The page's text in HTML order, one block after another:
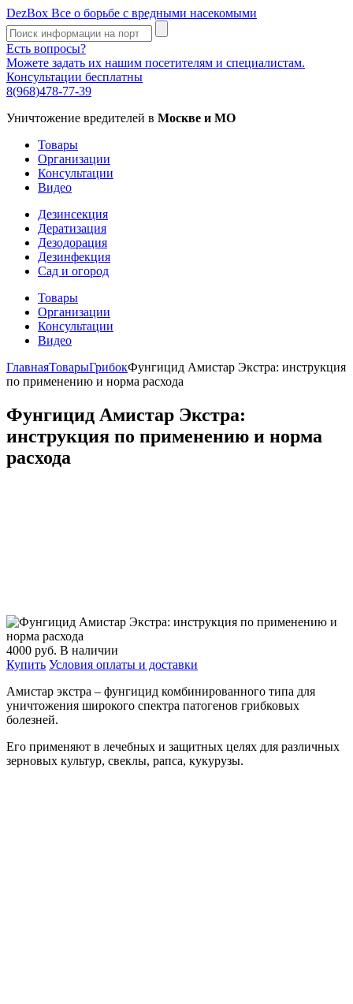
DezBox Все о борьбе с вредными насекомыми
Есть вопросы?
Можете задать их нашим посетителям и специалистам.
Консультации бесплатны
8(968)478-77-39
Уничтожение вредителей в Москве и МО
Товары
Организации
Консультации
Видео
Дезинсекция
Дератизация
Дезодорация
Дезинфекция
Сад и огород
Товары
Организации
Консультации
Видео
ГлавнаяТоварыГрибокФунгицид Амистар Экстра: инструкция
по применению и норма расхода
Фунгицид Амистар Экстра:
инструкция по применению и норма
расхода
4000 руб. В наличии
Купить Условия оплаты и доставки
Амистар экстра – фунгицид комбинированного типа для
уничтожения широкого спектра патогенов грибковых
болезней.
Его применяют в лечебных и защитных целях для различных
зерновых культур, свеклы, рапса, кукурузы.